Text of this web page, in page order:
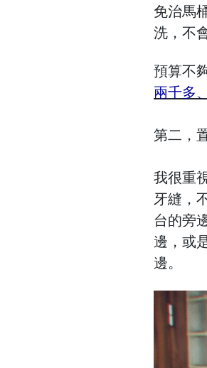
免治馬
洗，不
預算不
兩千多
第二，
我很重
牙縫，
台的旁
邊，或
邊。